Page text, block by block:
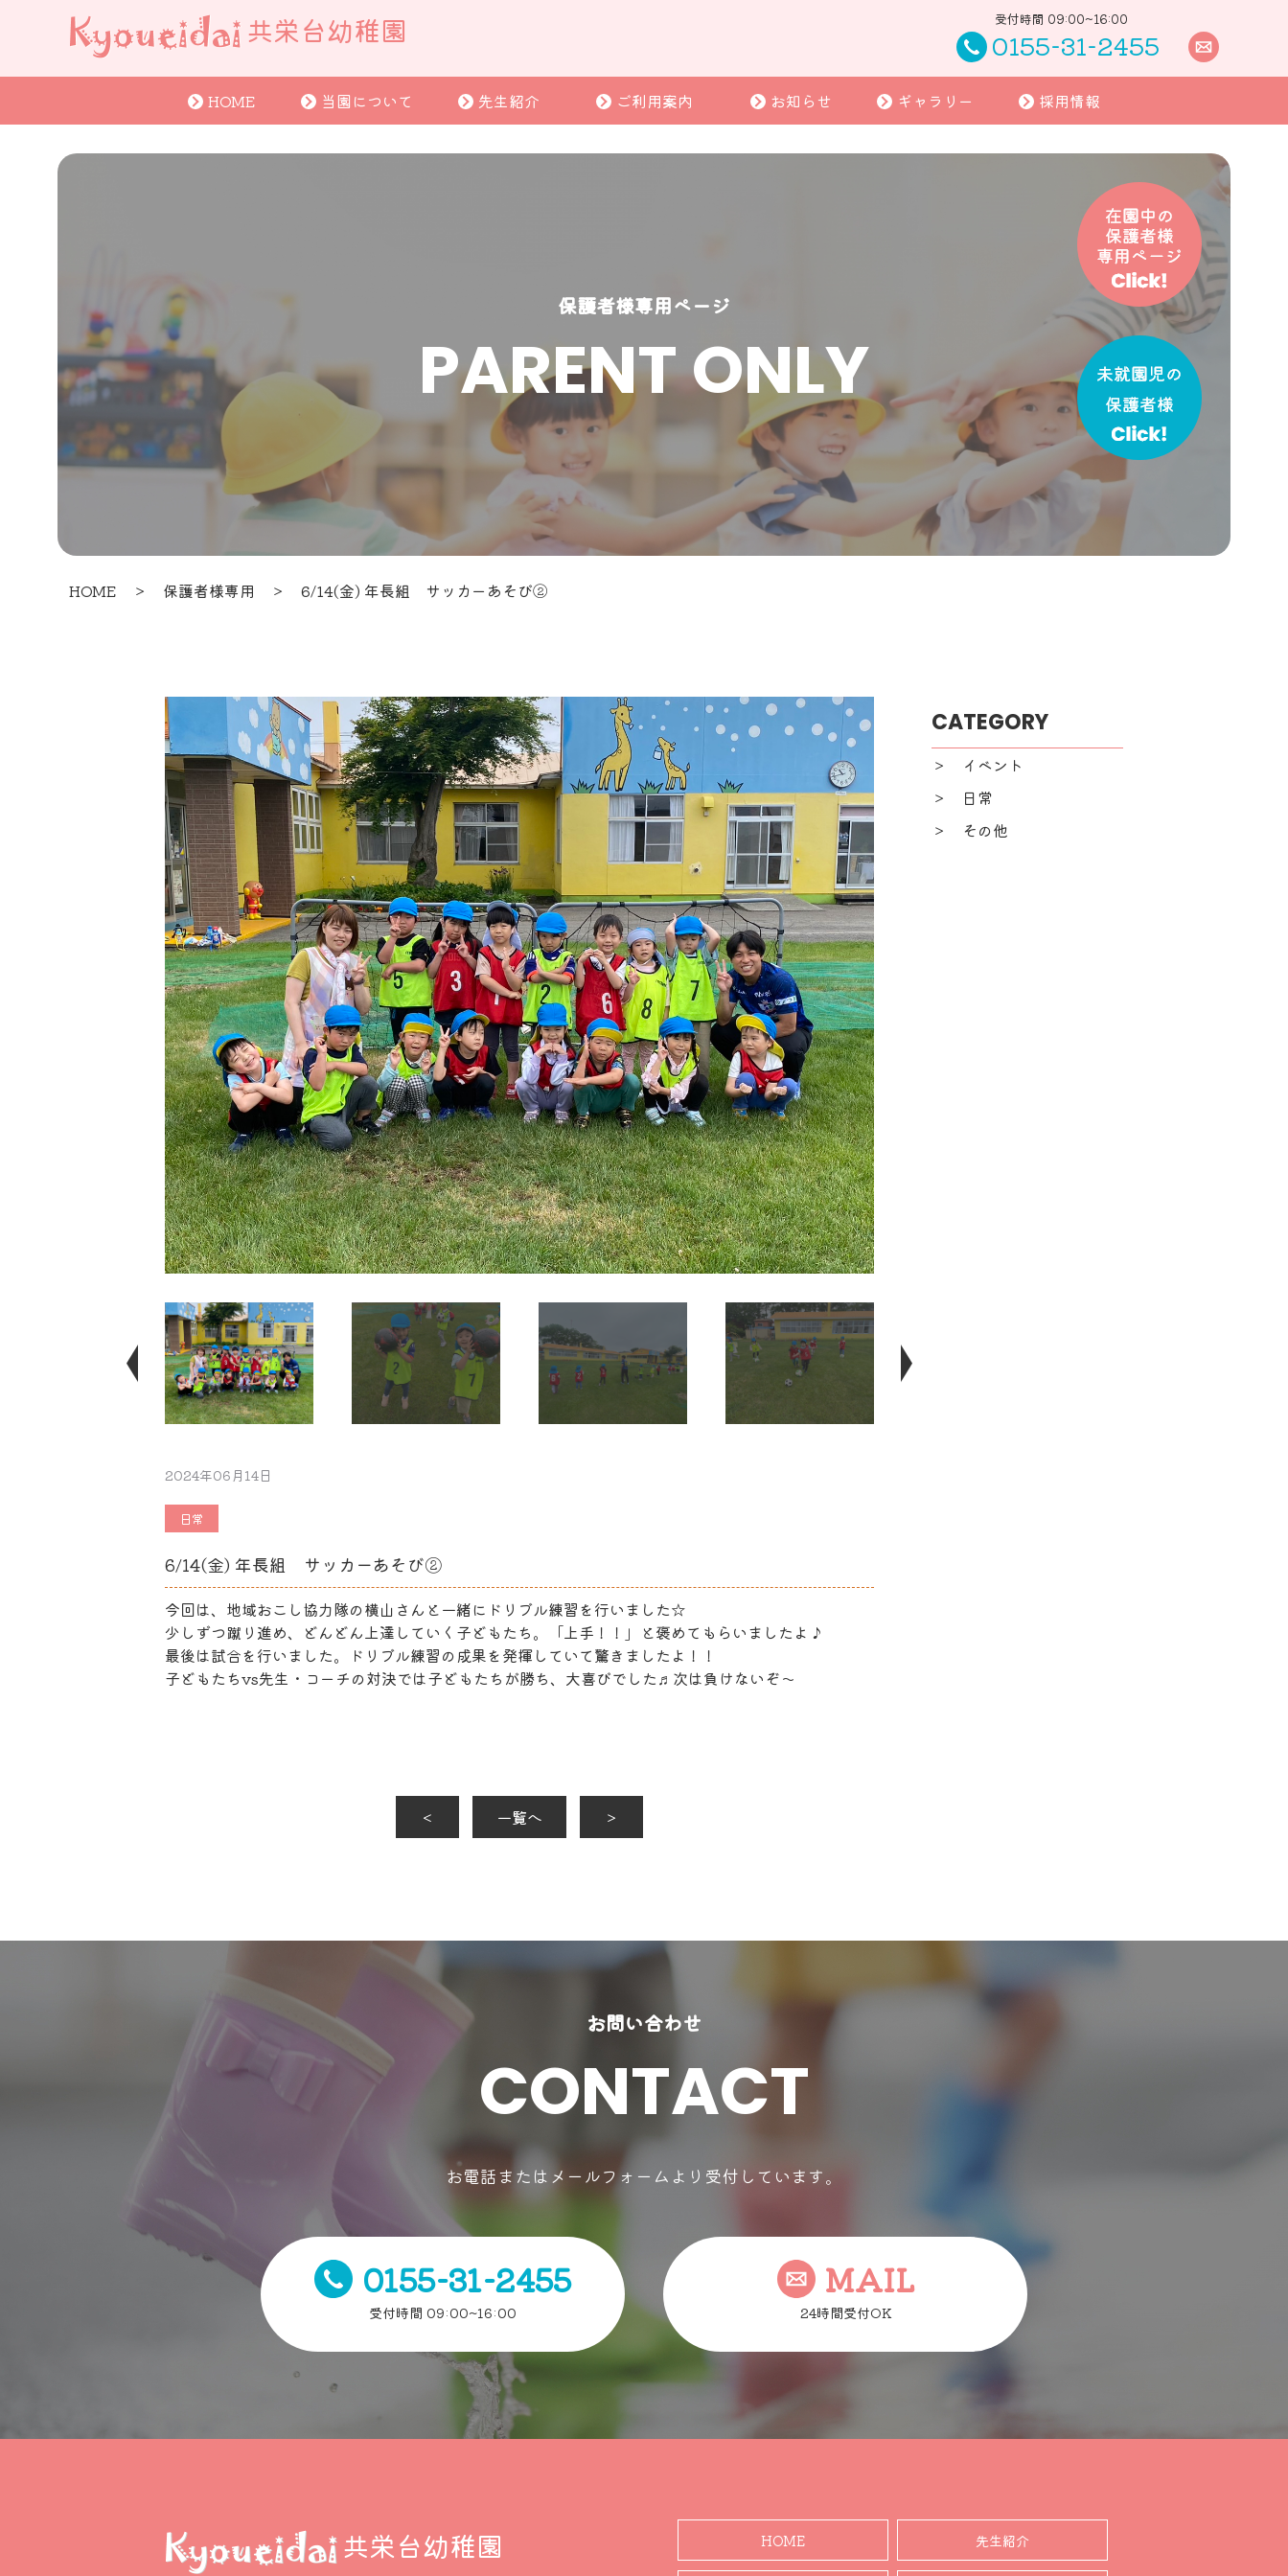
共栄台幼稚園 受付時間 09:00~16:00
0155-31-2455
HOME 当園について 先生紹介 ご利用案内 お知らせ ギャラリー 採用情報
保護者様専用ページ
PARENT ONLY
HOME ＞ 保護者様専用 ＞ 6/14(金) 年長組 サッカーあそび②
Next
2024年06月14日
日常
6/14(金) 年長組 サッカーあそび②
今回は、地域おこし協力隊の横山さんと一緒にドリブル練習を行いました☆
少しずつ蹴り進め、どんどん上達していく子どもたち。「上手！！」と褒めてもらいましたよ♪
最後は試合を行いました。ドリブル練習の成果を発揮していて驚きましたよ！！
子どもたちvs先生・コーチの対決では子どもたちが勝ち、大喜びでした♬次は負けないぞ〜
＜ 一覧へ ＞
CATEGORY
＞ イベント
＞ 日常
＞ その他
お問い合わせ
CONTACT
お電話またはメールフォームより受付しています。
0155-31-2455
受付時間 09:00~16:00
MAIL
24時間受付OK
共栄台幼稚園 HOME 先生紹介